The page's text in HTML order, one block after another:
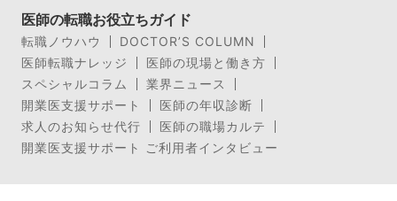
医師の転職お役立ちガイド
転職ノウハウ
DOCTOR’S COLUMN
医師転職ナレッジ
医師の現場と働き方
スペシャルコラム
業界ニュース
開業医支援サポート
医師の年収診断
求人のお知らせ代行
医師の職場カルテ
開業医支援サポート ご利用者インタビュー